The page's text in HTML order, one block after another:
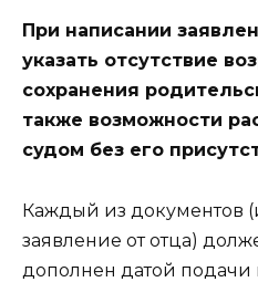
При написании
указать отсутствие
сохранения
также возможности
судом без его
Каждый из документов
заявление от отца)
дополнен датой подачи